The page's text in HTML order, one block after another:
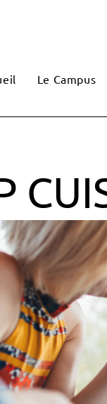
Le Campus